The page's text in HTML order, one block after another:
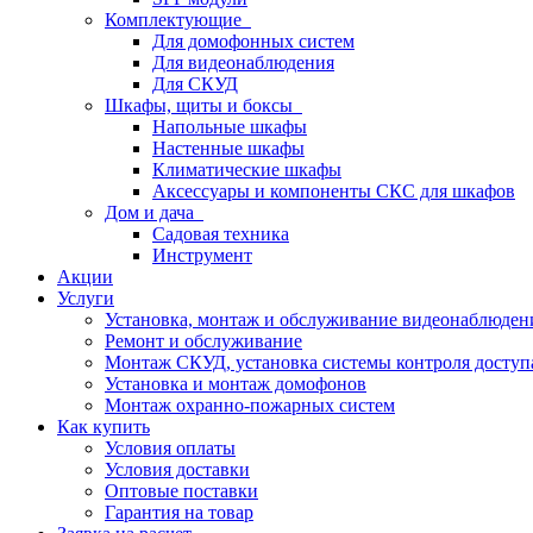
Комплектующие
Для домофонных систем
Для видеонаблюдения
Для СКУД
Шкафы, щиты и боксы
Напольные шкафы
Настенные шкафы
Климатические шкафы
Аксессуары и компоненты СКС для шкафов
Дом и дача
Садовая техника
Инструмент
Акции
Услуги
Установка, монтаж и обслуживание
Ремонт и обслуживание
Монтаж СКУД, установка системы контроля
Установка и монтаж домофонов
Монтаж охранно-пожарных систем
Как купить
Условия оплаты
Условия доставки
Оптовые поставки
Гарантия на товар